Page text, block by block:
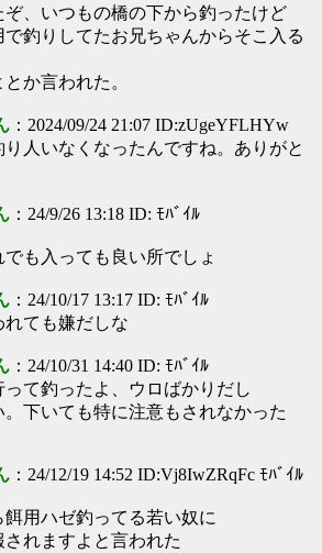
、いつもの橋の下から釣ったけど
釣りしてたお兄ちゃんからそこ入る
か言われた。
：2024/09/24 21:07 ID:zUgeYFLHYw
人いなくなったんですね。ありがと
：24/9/26 13:18 ID: ﾓﾊﾞｲﾙ
も入っても良い所でしょ
：24/10/17 13:17 ID: ﾓﾊﾞｲﾙ
ても嫌だしな
：24/10/31 14:40 ID: ﾓﾊﾞｲﾙ
て釣ったよ、ウロばかりだし
下いても特に注意もされなかった
：24/12/19 14:52 ID:Vj8IwZRqFc ﾓﾊﾞｲﾙ
用ハゼ釣ってる若い奴に
れますよと言われた